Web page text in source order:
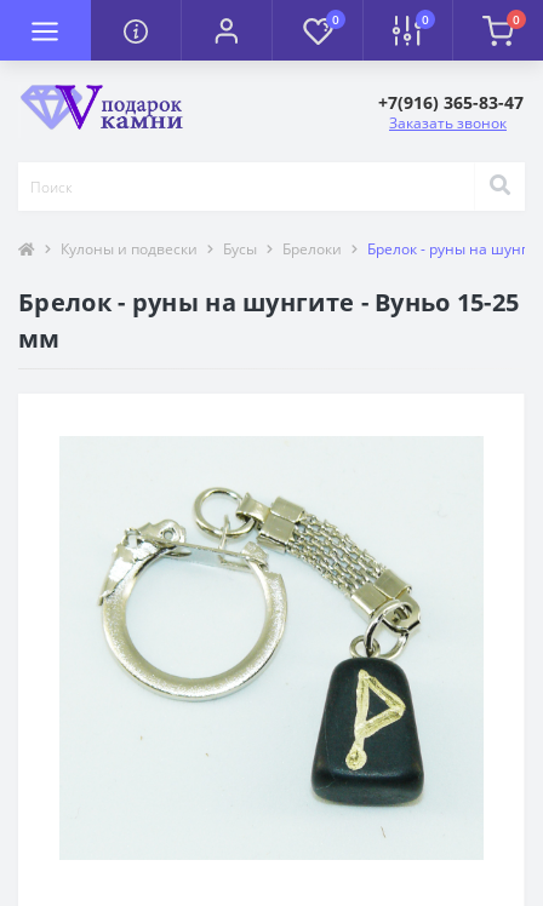
0 0 0
+7(916) 365-83-47
Заказать звонок
Кулоны и подвески Бусы Брелоки Брелок - руны на
Брелок - руны на шунгите - Вуньо 15-25
мм